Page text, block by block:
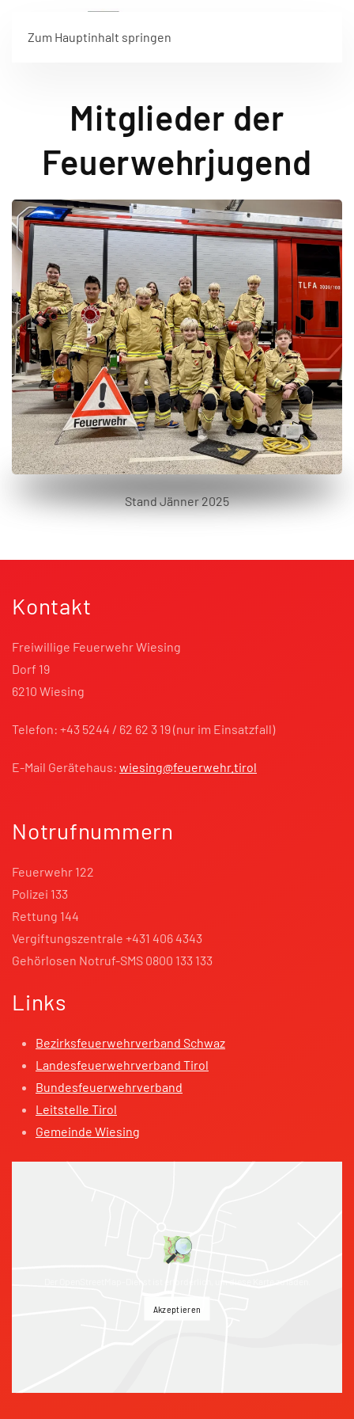
Zum Hauptinhalt springen
Mitglieder der
Feuerwehrjugend
Stand Jänner 2025
Kontakt
Freiwillige Feuerwehr Wiesing
Dorf 19
6210 Wiesing
Telefon: +43 5244 / 62 62 3 19 (nur im Einsatzfall)
E-Mail Gerätehaus: wiesing@feuerwehr.tirol
Notrufnummern
Feuerwehr 122
Polizei 133
Rettung 144
Vergiftungszentrale +431 406 4343
Gehörlosen Notruf-SMS 0800 133 133
Links
Bezirksfeuerwehrverband Schwaz
Landesfeuerwehrverband Tirol
Bundesfeuerwehrverband
Leitstelle Tirol
Gemeinde Wiesing
Akzeptieren